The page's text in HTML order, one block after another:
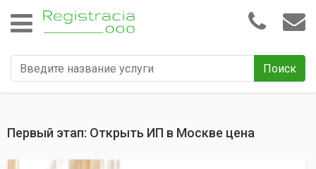
Поиск
Первый этап: Открыть ИП в Москве цена